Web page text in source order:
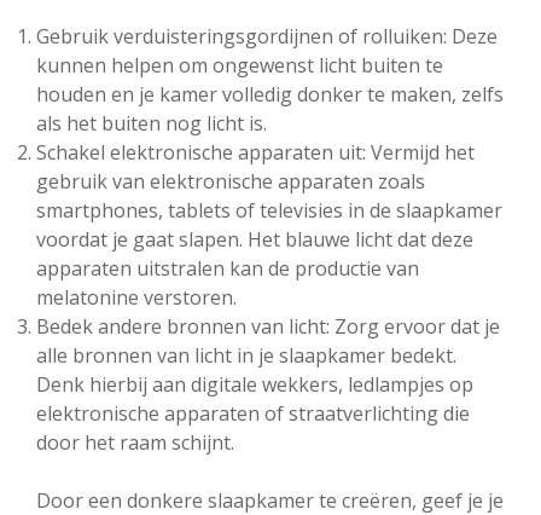
Gebruik verduisteringsgordijnen of rolluiken: Deze
kunnen helpen om ongewenst licht buiten te
houden en je kamer volledig donker te maken, zelfs
als het buiten nog licht is.
Schakel elektronische apparaten uit: Vermijd het
gebruik van elektronische apparaten zoals
smartphones, tablets of televisies in de slaapkamer
voordat je gaat slapen. Het blauwe licht dat deze
apparaten uitstralen kan de productie van
melatonine verstoren.
Bedek andere bronnen van licht: Zorg ervoor dat je
alle bronnen van licht in je slaapkamer bedekt.
Denk hierbij aan digitale wekkers, ledlampjes op
elektronische apparaten of straatverlichting die
door het raam schijnt.
Door een donkere slaapkamer te creëren, geef je je